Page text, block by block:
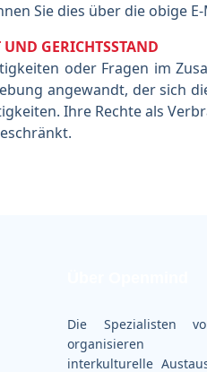
Sie dies über die obige
GERICHTSSTAND
oder Fragen im
angewandt, der sich
Ihre Rechte als
Die Spezialisten
organisieren
interkulturelle